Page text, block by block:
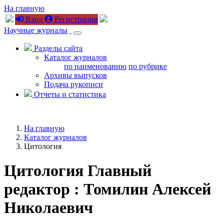
На главную
Вход
Регистрация
Научные журналы
Разделы сайта
Каталог журналов
по наименованию по рубрике
Архивы выпусков
Подача рукописи
Отчеты и статистика
На главную
Каталог журналов
Цитология
Цитология Главный
редактор : Томилин Алексей
Николаевич